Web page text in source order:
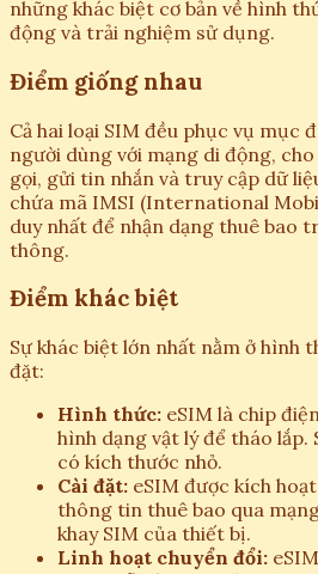
những khác biệt cơ bản về hình
động và trải nghiệm sử dụng.
Điểm giống nhau
Cả hai loại SIM đều phục vụ mục
người dùng với mạng di động,
gọi, gửi tin nhắn và truy cập dữ
chứa mã IMSI (International
duy nhất để nhận dạng thuê bao
thông.
Điểm khác biệt
Sự khác biệt lớn nhất nằm ở hình
đặt:
Hình thức: eSIM là chip
hình dạng vật lý để tháo lắp.
có kích thước nhỏ.
Cài đặt: eSIM được kích
thông tin thuê bao qua
khay SIM của thiết bị.
Linh hoạt chuyển đổi: